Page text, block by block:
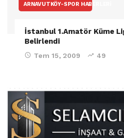
ARNAVUTKÖY-SPOR HABERLERI
İstanbul 1.Amatör Küme
Belirlendi
Tem 15, 2009 49